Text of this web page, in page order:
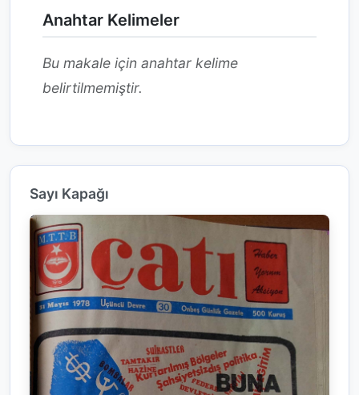
Anahtar Kelimeler
Bu makale için anahtar kelime
belirtilmemiştir.
Sayı Kapağı